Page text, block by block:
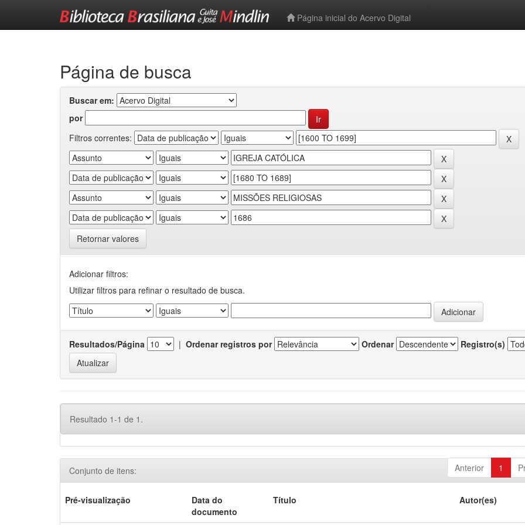
Página inicial do Acervo Digital
Página de busca
Buscar em:
por
Filtros correntes:
Retornar valores
Adicionar filtros:
Utilizar filtros para refinar o resultado de busca.
Resultados/Página | Ordenar registros por Ordenar Registro(s)
Resultado 1-1 de 1.
Anterior 1
Conjunto de itens:
Pré-visualização
Data do
documento
Título Autor(es)